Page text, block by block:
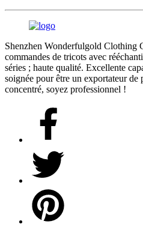
Shenzhen Wonderfulgold Clothing
commandes de tricots avec
séries ; haute qualité. Excellente
soignée pour être un exportateur de
concentré, soyez professionnel !